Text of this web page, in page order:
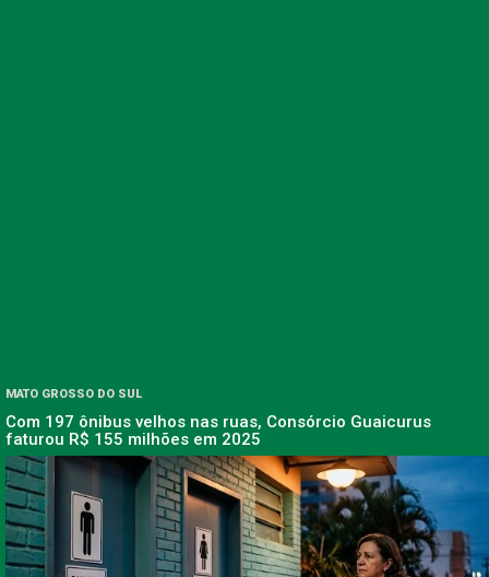
MATO GROSSO DO SUL
Com 197 ônibus velhos nas ruas, Consórcio Guaicurus
faturou R$ 155 milhões em 2025